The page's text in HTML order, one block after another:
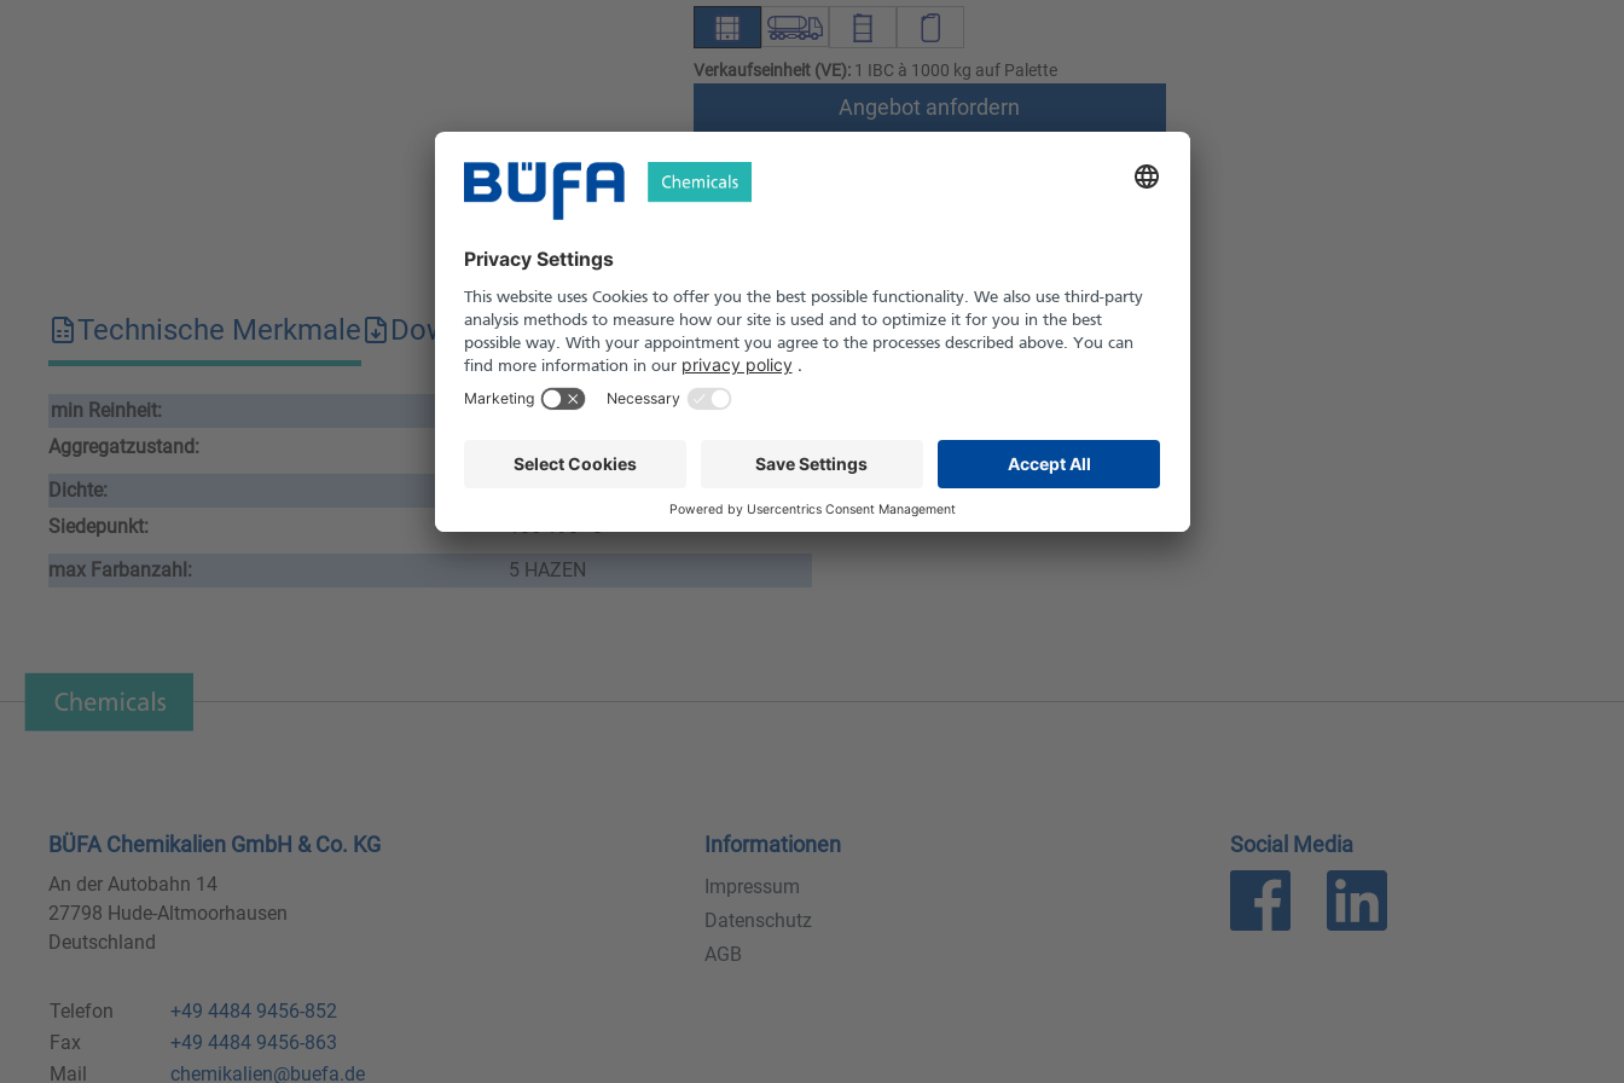
Verkaufseinheit (VE):1 IBC à 1000 kg auf Palette
Angebot anfordern
Versand nach Österreich und die Schweiz möglich
Technische Merkmale Downloads Sicherheitshinweise
min Reinheit:
99.7 % (M/M)
Aggregatzustand:
Dichte:
Siedepunkt:
max Farbanzahl:
5 HAZEN
BÜFA Chemikalien GmbH & Co. KG
An der Autobahn 14
27798 Hude-Altmoorhausen
Deutschland
Telefon
+49 4484 9456-852
Fax
+49 4484 9456-863
Mail
chemikalien@buefa.de
Informationen
Impressum
Datenschutz
AGB
Social Media